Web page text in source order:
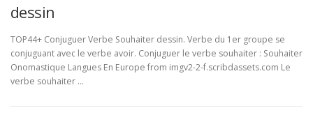
dessin
TOP44+ Conjuguer Verbe Souhaiter dessin. Verbe du 1er groupe se
conjuguant avec le verbe avoir. Conjuguer le verbe souhaiter : Souhaiter
Onomastique Langues En Europe from imgv2-2-f.scribdassets.com Le
verbe souhaiter …